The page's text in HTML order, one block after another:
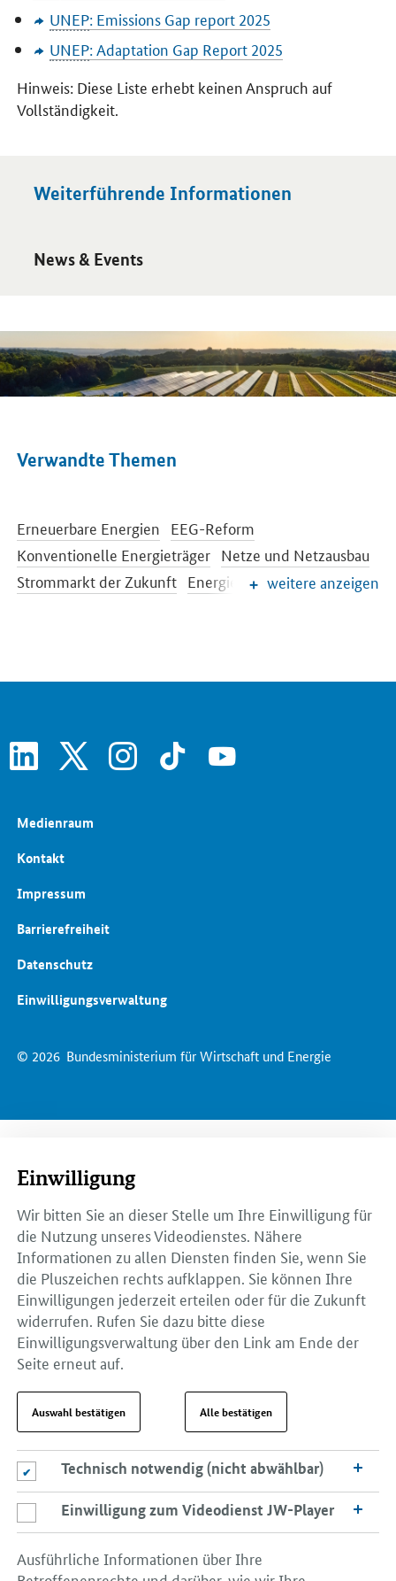
UNEP: Emissions Gap report2025
UNEP: Adaptation Gap Report2025
Hinweis: Diese Liste erhebt keinen Anspruch auf
Vollständigkeit.
Weiterführende Informationen
News & Events
Öffnet Einzelsicht
Verwandte Themen
Erneuerbare Energien EEG-Reform
Konventionelle Energieträger Netze und Netzausbau
Strommarkt der Zukunft Energiespeicher
Energiepreise und Transparenz für Verbraucher
weitere anzeigen
linkedin instagram tiktok youtube
© 2026 Bundesministerium für Wirtschaft und Energie
Medienraum
Kontakt
Impressum
Barrierefreiheit
Datenschutz
Einwilligungsverwaltung
Einwilligung
Wir bitten Sie an dieser Stelle um Ihre Einwilligung für
die Nutzung unseres Videodienstes. Nähere
Informationen zu allen Diensten finden Sie, wenn Sie
die Pluszeichen rechts aufklappen. Sie können Ihre
Einwilligungen jederzeit erteilen oder für die Zukunft
widerrufen. Rufen Sie dazu bitte diese
Einwilligungsverwaltung über den Link am Ende der
Seite erneut auf.
Auswahl bestätigen Alle bestätigen
Technisch notwendig (nicht abwählbar)
Technisch notwendig (nicht abwählbar)
Einwilligung zum Videodienst JW-Player
Einwilligung zum Videodienst JW-Player
Ausführliche Informationen über Ihre